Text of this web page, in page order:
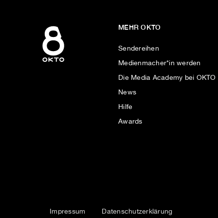
MEHR OKTO
Sendereihen
Medienmacher*in werden
Die Media Academy bei OKTO
News
Hilfe
Awards
Impressum Datenschutzerklärung